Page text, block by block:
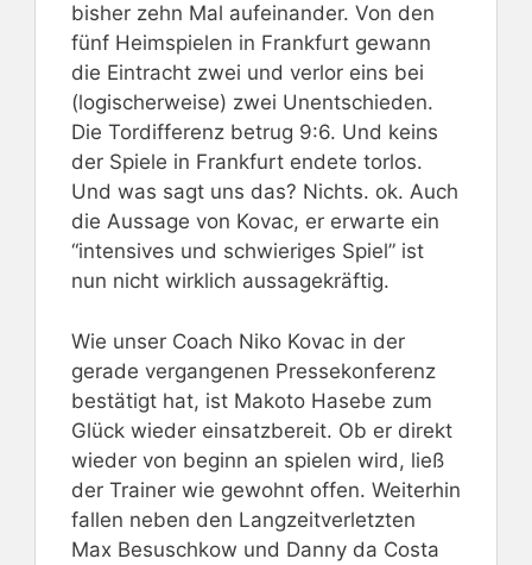
bisher zehn Mal aufeinander. Von den
fünf Heimspielen in Frankfurt gewann
die Eintracht zwei und verlor eins bei
(logischerweise) zwei Unentschieden.
Die Tordifferenz betrug 9:6. Und keins
der Spiele in Frankfurt endete torlos.
Und was sagt uns das? Nichts. ok. Auch
die Aussage von Kovac, er erwarte ein
“intensives und schwieriges Spiel” ist
nun nicht wirklich aussagekräftig.
Wie unser Coach Niko Kovac in der
gerade vergangenen Pressekonferenz
bestätigt hat, ist Makoto Hasebe zum
Glück wieder einsatzbereit. Ob er direkt
wieder von beginn an spielen wird, ließ
der Trainer wie gewohnt offen. Weiterhin
fallen neben den Langzeitverletzten
Max Besuschkow und Danny da Costa